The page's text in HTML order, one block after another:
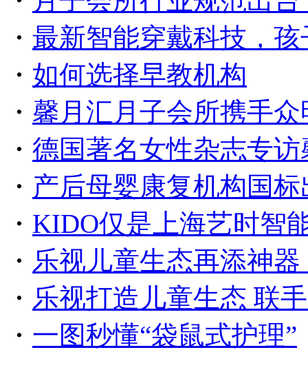
・ 最新智能穿戴科技，
・ 如何选择早教机构
・ 馨月汇月子会所携手
・ 德国著名女性杂志专
・ 产后母婴康复机构国
・ KIDO仅是上海艺时智
・ 乐视儿童生态再添神
・ 乐视打造儿童生态 联
・ 一图秒懂“袋鼠式护理”